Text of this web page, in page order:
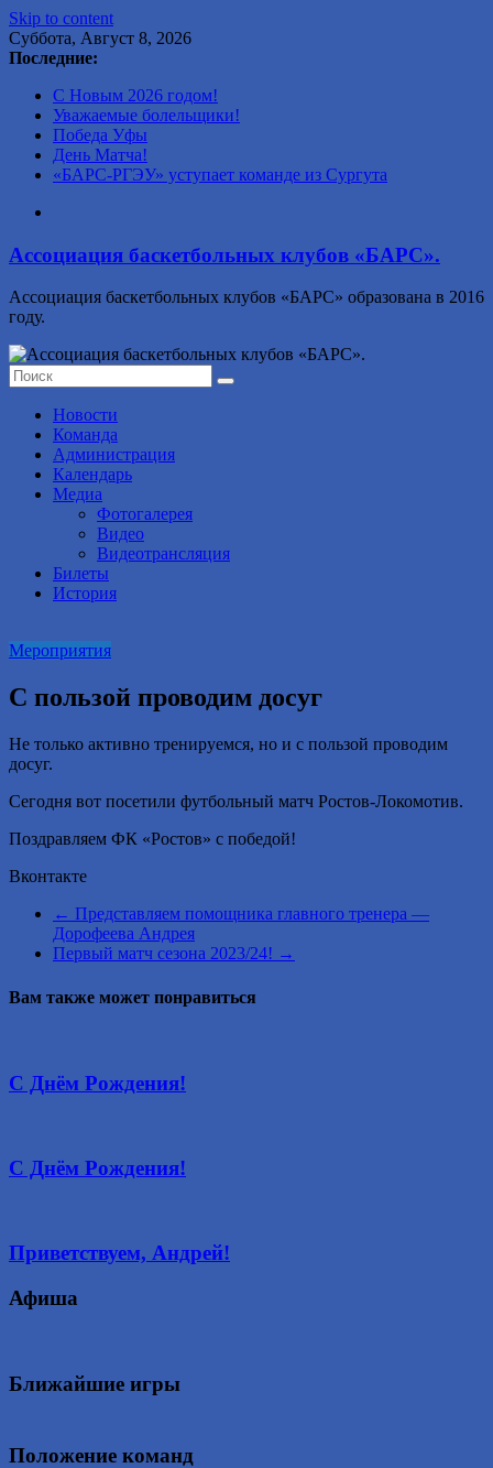
Skip to content
Суббота, Август 8, 2026
Последние:
С Новым 2026 годом!
Уважаемые болельщики!
Победа Уфы
День Матча!
«БАРС-РГЭУ» уступает команде из Сургута
Ассоциация баскетбольных клубов «БАРС».
Ассоциация баскетбольных клубов «БАРС» образована в 2016
году.
Новости
Команда
Администрация
Календарь
Медиа
Фотогалерея
Видео
Видеотрансляция
Билеты
История
Мероприятия
С пользой проводим досуг
Не только активно тренируемся, но и с пользой проводим
досуг.
Сегодня вот посетили футбольный матч Ростов-Локомотив.
Поздравляем ФК «Ростов» с победой!
Вконтакте
← Представляем помощника главного тренера —
Дорофеева Андрея
Первый матч сезона 2023/24! →
Вам также может понравиться
С Днём Рождения!
С Днём Рождения!
Приветствуем, Андрей!
Афиша
Ближайшие игры
Положение команд